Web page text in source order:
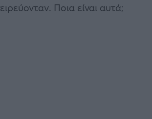
Ποια είναι αυτά;